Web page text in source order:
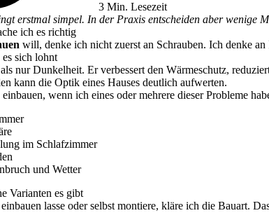
3 Min. Lesezeit
erstmal simpel. In der Praxis entscheiden aber wenige
ich es richtig
will, denke ich nicht zuerst an Schrauben. Ich denke
sich lohnt
nur Dunkelheit. Er verbessert den Wärmeschutz,
kann die Optik eines Hauses deutlich aufwerten.
wenn ich eines oder mehrere dieser Probleme
im Schlafzimmer
und Wetter
Varianten es gibt
lasse oder selbst montiere, kläre ich die Bauart.